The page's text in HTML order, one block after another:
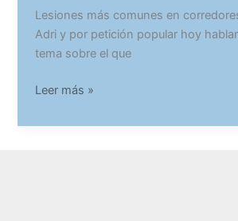
Lesiones más comunes en
Adri y por petición popular hoy
tema sobre el que
Lesiones
comunes
Leer más »